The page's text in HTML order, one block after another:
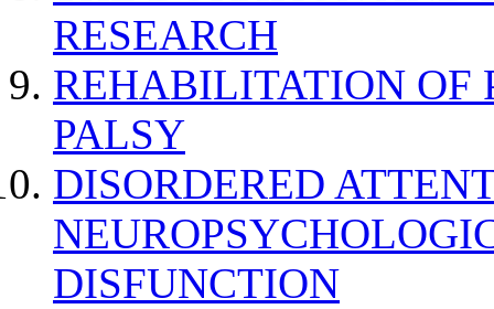
RESEARCH
REHABILITATION OF
PALSY
DISORDERED
DISFUNCTION